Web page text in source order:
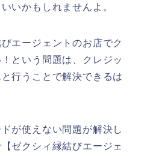
いかもしれませんよ。
エージェントのお店でク
という問題は、クレジッ
行うことで解決できるは
が使えない問題が解決し
ゼクシィ縁結びエージェ